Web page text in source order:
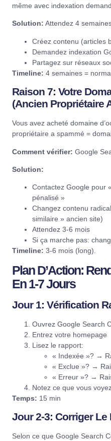
même avec indexation
Solution: Attendez 4
Créez contenu (articles
Demandez indexation
Partagez sur réseaux
Timeline: 4 semaines =
Raison 7: Votre
(Ancien Propriétaire
Vous avez acheté domaine
propriétaire a spammé =
Comment vérifier: Google
Solution:
Contactez Google pour
pénalisé »
Changez contenu
similaire » ancien site)
Attendez 3-6 mois
Si ça marche pas:
Timeline: 3-6 mois (long).
Plan D’Action:
En 1-7 Jours
Jour 1: Vérification
Ouvrez Google Search
Entrez votre homepage
Lisez le rapport:
« Indexée »? →
« Exclue »? →
« Erreur »? →
Notez ce que vous
Temps: 15 min
Jour 2-3: Corriger
Selon ce que Google Search